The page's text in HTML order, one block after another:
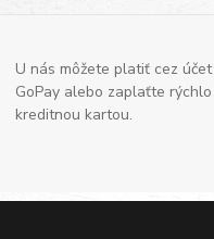
U nás môžete platiť cez účet
GoPay alebo zaplaťte rýchlo
kreditnou kartou.